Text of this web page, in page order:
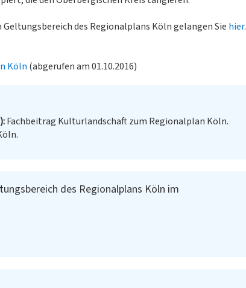
des Regionalplans Köln gelangen Sie hier.
Köln (abgerufen am 01.10.2016)
Fachbeitrag Kulturlandschaft zum Regionalplan Köln.
des Regionalplans Köln im